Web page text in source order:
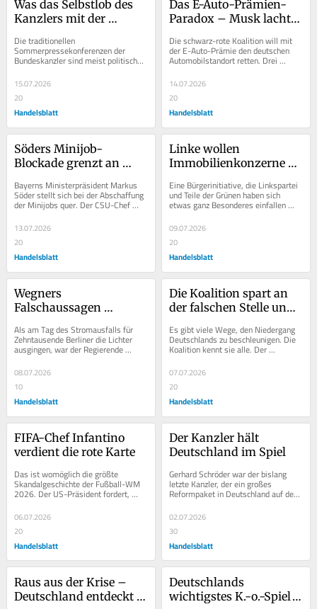
Was das Selbstlob des
Kanzlers mit der
Die traditionellen
Sommerpressekonferenzen der
Bundeskanzler sind meist politische
Regierungsarbeit. Auch Friedrich
Merz machte...
15.07.2026
20
Handelsblatt
Das E-Auto-Prämien-
Paradox – Musk lacht,
deutsche Steuerzahler
zahlt
Die schwarz-rote Koalition will mit
der E-Auto-Prämie den deutschen
Automobilstandort retten. Drei
bis 2029...
14.07.2026
20
Handelsblatt
Söders Minijob-
Blockade grenzt an
Bayerns Ministerpräsident Markus
Söder stellt sich bei der Abschaffung
der Minijobs quer. Der CSU-Chef
fürchtet, der Wegfall würde
wichtigen...
13.07.2026
20
Handelsblatt
Linke wollen
Immobilienkonzerne
Deutschland denn noch
fallen?
Eine Bürgerinitiative, die Linkspartei
und Teile der Grünen haben sich
etwas ganz Besonderes einfallen
lassen. Seit Jahren fordern sie den
Berliner...
09.07.2026
20
Handelsblatt
Wegners
Falschaussagen
Zukunft kosten
Als am Tag des Stromausfalls für
Zehntausende Berliner die Lichter
ausgingen, war der Regierende
Bürgermeister am Vormittag
offenbar über Stunden...
08.07.2026
10
Handelsblatt
Die Koalition spart an
der falschen Stelle und
Deutschlands Abstieg
Es gibt viele Wege, den Niedergang
Deutschlands zu beschleunigen. Die
Koalition kennt sie alle. Der
Innovationsprogramm...
07.07.2026
20
Handelsblatt
FIFA-Chef Infantino
verdient die rote Karte
Das ist womöglich die größte
Skandalgeschichte der Fußball-WM
2026. Der US-Präsident fordert,
dass die Rotsperre gegen den US-
Top-Torjäger...
06.07.2026
20
Handelsblatt
Der Kanzler hält
Deutschland im Spiel
Gerhard Schröder war der bislang
letzte Kanzler, der ein großes
Reformpaket in Deutschland auf den
Weg gebracht hat. Als der
Sozialdemokrat im Jahr...
02.07.2026
30
Handelsblatt
Raus aus der Krise –
Deutschland entdeckt
Deutschlands
wichtigstes K.-o.-Spiel